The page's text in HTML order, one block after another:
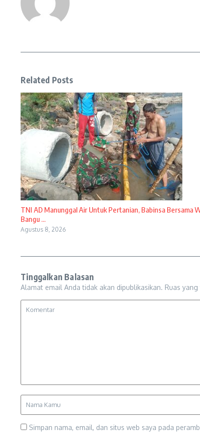
Related Posts
TNI AD Manunggal Air Untuk Pertanian, Babinsa Bersama
Bangu ...
Agustus 8, 2026
Tinggalkan Balasan
Alamat email Anda tidak akan dipublikasikan. Ruas
Simpan nama, email, dan situs web saya pada